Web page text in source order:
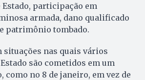
participação em
armada, dano qualificado
patrimônio tombado.
situações nas quais vários
são cometidos em um
como no 8 de janeiro, em vez de